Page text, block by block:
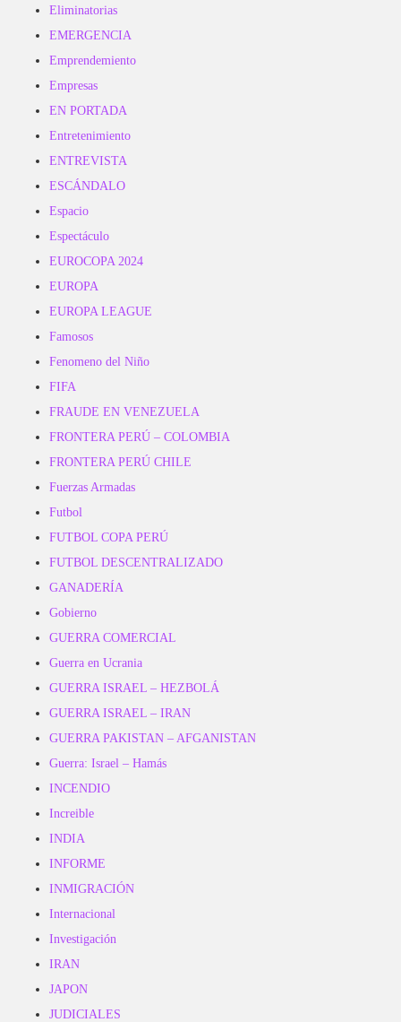
Eliminatorias
EMERGENCIA
Emprendemiento
Empresas
EN PORTADA
Entretenimiento
ENTREVISTA
ESCÁNDALO
Espacio
Espectáculo
EUROCOPA 2024
EUROPA
EUROPA LEAGUE
Famosos
Fenomeno del Niño
FIFA
FRAUDE EN VENEZUELA
FRONTERA PERÚ – COLOMBIA
FRONTERA PERÚ CHILE
Fuerzas Armadas
Futbol
FUTBOL COPA PERÚ
FUTBOL DESCENTRALIZADO
GANADERÍA
Gobierno
GUERRA COMERCIAL
Guerra en Ucrania
GUERRA ISRAEL – HEZBOLÁ
GUERRA ISRAEL – IRAN
GUERRA PAKISTAN – AFGANISTAN
Guerra: Israel – Hamás
INCENDIO
Increible
INDIA
INFORME
INMIGRACIÓN
Internacional
Investigación
IRAN
JAPON
JUDICIALES